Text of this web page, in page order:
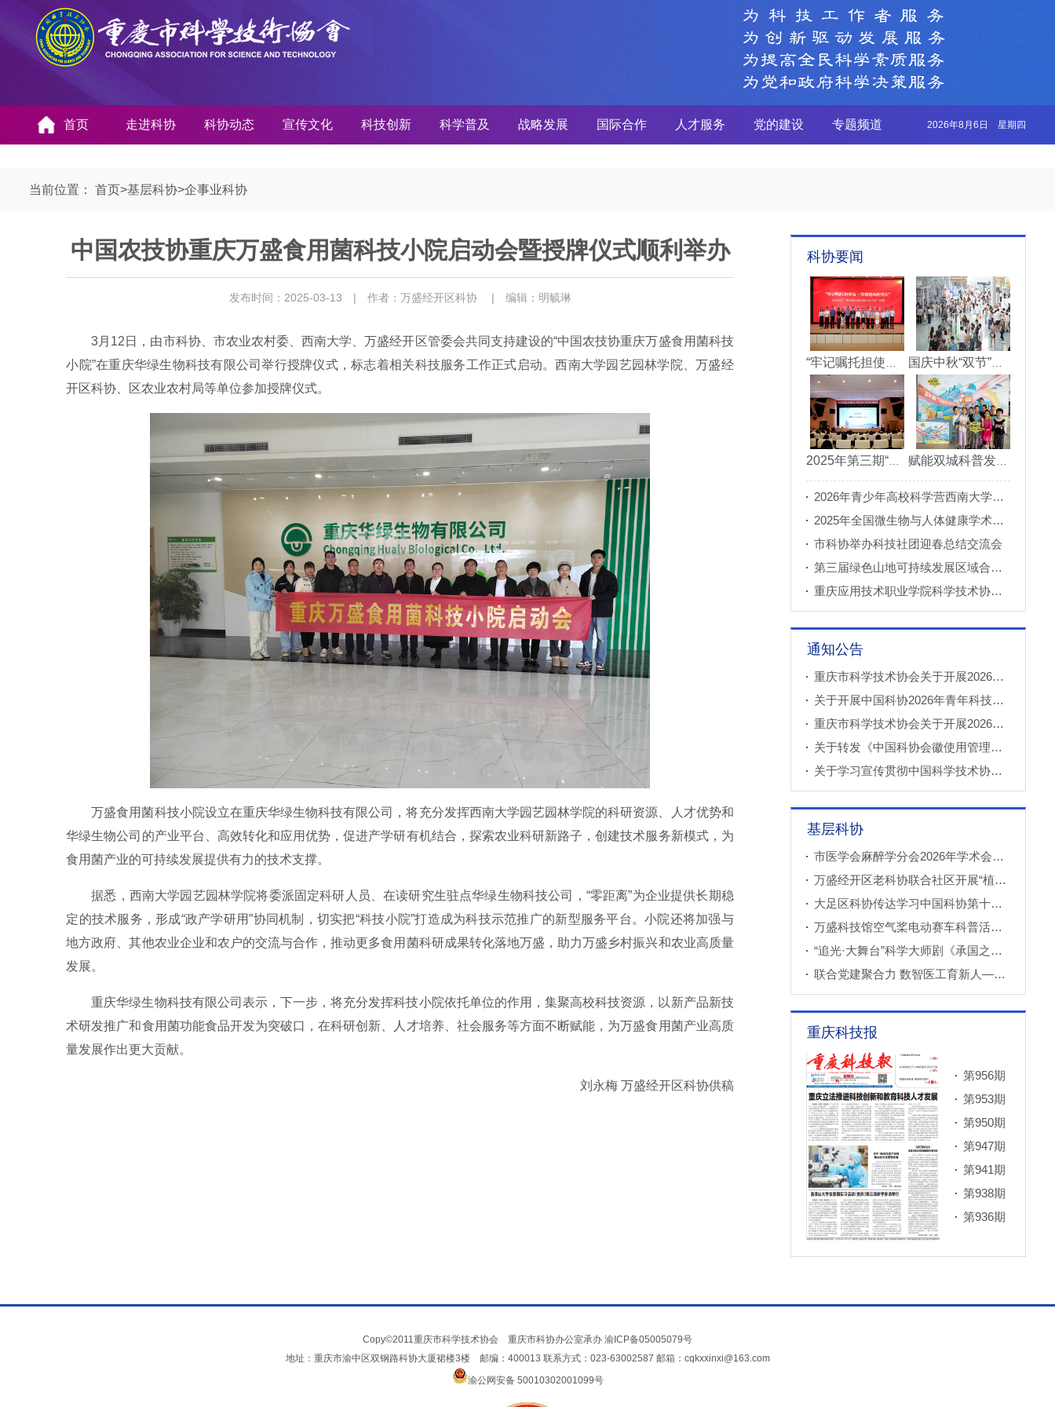
首页 走进科协 科协动态 宣传文化 科技创新 科学普及 战略发展 国际合作 人才服务 党的建设 专题频道 2026年8月6日 星期四
当前位置： 首页>基层科协>企事业科协
中国农技协重庆万盛食用菌科技小院启动会暨授牌仪式顺利举办
发布时间：2025-03-13 | 作者：万盛经开区科协 | 编辑：明毓琳
3月12日，由市科协、市农业农村委、西南大学、万盛经开区管委会共同支持建设的“中国农技协重庆万盛食用菌科技
小院”在重庆华绿生物科技有限公司举行授牌仪式，标志着相关科技服务工作正式启动。西南大学园艺园林学院、万盛经
开区科协、区农业农村局等单位参加授牌仪式。
万盛食用菌科技小院设立在重庆华绿生物科技有限公司，将充分发挥西南大学园艺园林学院的科研资源、人才优势和
华绿生物公司的产业平台、高效转化和应用优势，促进产学研有机结合，探索农业科研新路子，创建技术服务新模式，为
食用菌产业的可持续发展提供有力的技术支撑。
据悉，西南大学园艺园林学院将委派固定科研人员、在读研究生驻点华绿生物科技公司，“零距离”为企业提供长期稳
定的技术服务，形成“政产学研用”协同机制，切实把“科技小院”打造成为科技示范推广的新型服务平台。小院还将加强与
地方政府、其他农业企业和农户的交流与合作，推动更多食用菌科研成果转化落地万盛，助力万盛乡村振兴和农业高质量
发展。
重庆华绿生物科技有限公司表示，下一步，将充分发挥科技小院依托单位的作用，集聚高校科技资源，以新产品新技
术研发推广和食用菌功能食品开发为突破口，在科研创新、人才培养、社会服务等方面不断赋能，为万盛食用菌产业高质
量发展作出更大贡献。
刘永梅 万盛经开区科协供稿
科协要闻
2026年青少年高校科学营西南大学分营正式开营
2025年全国微生物与人体健康学术论坛在重庆召开
市科协举办科技社团迎春总结交流会
第三届绿色山地可持续发展区域合作国际论坛成功举办
重庆应用技术职业学院科学技术协会正式成立
通知公告
重庆市科学技术协会关于开展2026年科普创新实验室建设项目申报工作的通知
关于开展中国科协2026年青年科技人才培育工程工程师专项计划推荐工作的通知
重庆市科学技术协会关于开展2026年科技小院申报推荐工作的通知
关于转发《中国科协会徽使用管理规定》的通知
关于学习宣传贯彻中国科学技术协会第十一次全国代表大会精神的通知
基层科协
市医学会麻醉学分会2026年学术会议成功召开
万盛经开区老科协联合社区开展“植物奇妙世界”青少年科普教育课
大足区科协传达学习中国科协第十一次全国代表大会精神
万盛科技馆空气桨电动赛车科普活动进社区
“追光·大舞台”科学大师剧《承国之书》云阳、巫溪巡演成功
联合党建聚合力 数智医工育新人——重庆西部数智医疗研究院开展庆“七一”联合主题党（团）日暨正确政绩观专题学习交流活动
重庆科技报
第956期
第953期
第950期
第947期
第941期
第938期
第936期
Copy©2011重庆市科学技术协会 重庆市科协办公室承办 渝ICP备05005079号
地址：重庆市渝中区双钢路科协大厦裙楼3楼 邮编：400013 联系方式：023-63002587 邮箱：cqkxxinxi@163.com
渝公网安备 50010302001099号